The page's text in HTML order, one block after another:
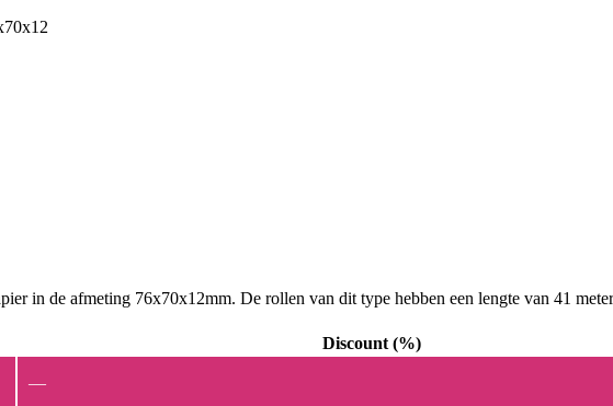
in de afmeting 76x70x12mm. De rollen van dit type hebben een lengte van 41
Discount (%)
—